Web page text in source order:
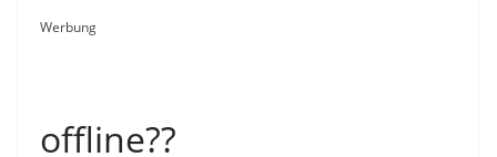
Werbung
offline??